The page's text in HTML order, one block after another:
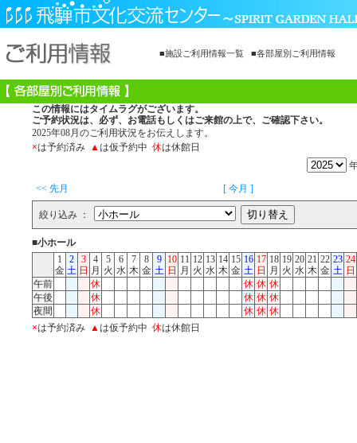
■施設ご利用情報一覧 ■各部屋別ご利用情報
この情報にはタイムラグがございます。
ご予約状況は、必ず、お電話もしくはご来館の上で、ご確認下さい。
2025年08月のご利用状況をお伝えします。
×は予約済み ▲は仮予約中 休は休館日
<< 先月 [ 今月 ]
絞り込み ：
■小ホール
1
金
2
土
3
日
4
月
5
火
6
水
7
木
8
金
9
土
10
日
11
月
12
火
13
水
14
木
15
金
16
土
17
日
18
月
19
火
20
水
21
木
22
金
23
土
24
日
午前
休 休 休 休
午後
休 休 休 休
夜間
休 休 休 休
×は予約済み ▲は仮予約中 休は休館日